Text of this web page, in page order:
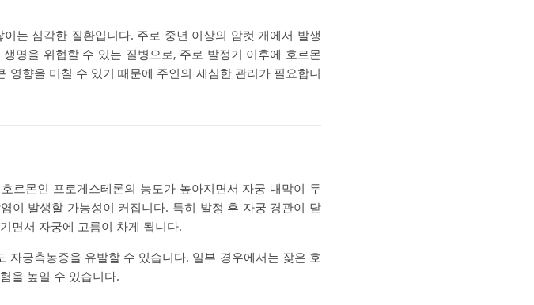
는 심각한 질환입니다. 주로 중년 이상의 암컷 개에서 발생
명을 위협할 수 있는 질병으로, 주로 발정기 이후에 호르몬
향을 미칠 수 있기 때문에 주인의 세심한 관리가 필요합니
르몬인 프로게스테론의 농도가 높아지면서 자궁 내막이 두
이 발생할 가능성이 커집니다. 특히 발정 후 자궁 경관이 닫
면서 자궁에 고름이 차게 됩니다.
궁축농증을 유발할 수 있습니다. 일부 경우에서는 잦은 호
을 높일 수 있습니다.